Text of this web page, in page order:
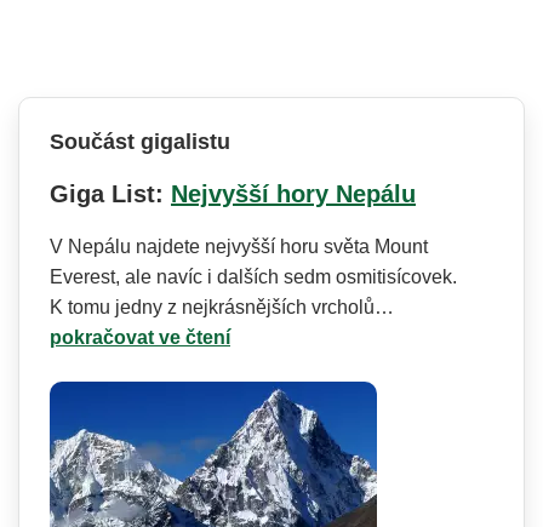
Součást gigalistu
Giga List: Nejvyšší hory Nepálu
V Nepálu najdete nejvyšší horu světa Mount
Everest, ale navíc i dalších sedm osmitisícovek.
K tomu jedny z nejkrásnějších vrcholů…
pokračovat ve čtení